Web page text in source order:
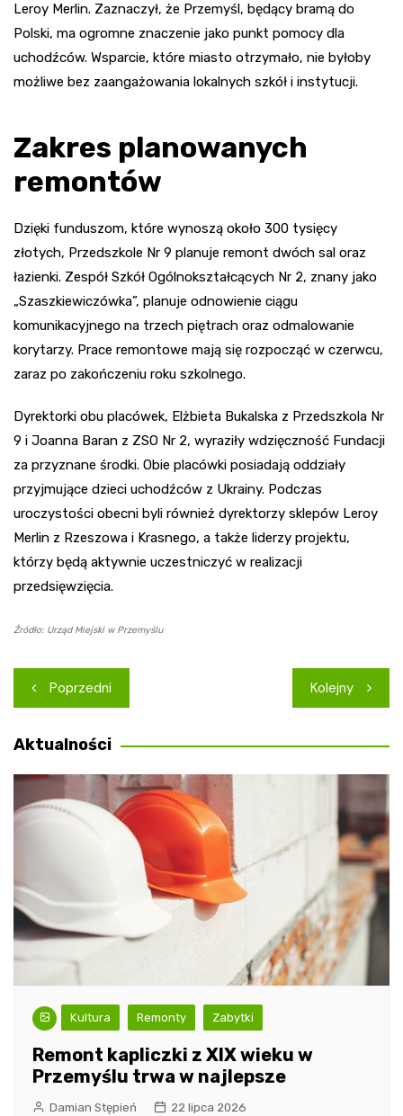
Leroy Merlin. Zaznaczył, że Przemyśl, będący bramą do
Polski, ma ogromne znaczenie jako punkt pomocy dla
uchodźców. Wsparcie, które miasto otrzymało, nie byłoby
możliwe bez zaangażowania lokalnych szkół i instytucji.
Zakres planowanych
remontów
Dzięki funduszom, które wynoszą około 300 tysięcy
złotych, Przedszkole Nr 9 planuje remont dwóch sal oraz
łazienki. Zespół Szkół Ogólnokształcących Nr 2, znany jako
„Szaszkiewiczówka”, planuje odnowienie ciągu
komunikacyjnego na trzech piętrach oraz odmalowanie
korytarzy. Prace remontowe mają się rozpocząć w czerwcu,
zaraz po zakończeniu roku szkolnego.
Dyrektorki obu placówek, Elżbieta Bukalska z Przedszkola Nr
9 i Joanna Baran z ZSO Nr 2, wyraziły wdzięczność Fundacji
za przyznane środki. Obie placówki posiadają oddziały
przyjmujące dzieci uchodźców z Ukrainy. Podczas
uroczystości obecni byli również dyrektorzy sklepów Leroy
Merlin z Rzeszowa i Krasnego, a także liderzy projektu,
którzy będą aktywnie uczestniczyć w realizacji
przedsięwzięcia.
Źródło: Urząd Miejski w Przemyślu
Nawigacja
wpisu
Poprzedni Kolejny
Aktualności
Kultura Remonty Zabytki
Remont kapliczki z XIX wieku w
Przemyślu trwa w najlepsze
Damian Stępień 22 lipca 2026